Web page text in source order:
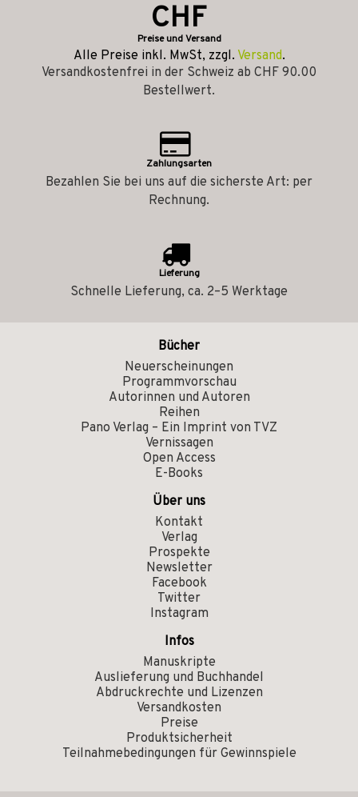
CHF
Preise und Versand
Alle Preise inkl. MwSt, zzgl. Versand.
Versandkostenfrei in der Schweiz ab CHF 90.00
Bestellwert.
Zahlungsarten
Bezahlen Sie bei uns auf die sicherste Art: per
Rechnung.
Lieferung
Schnelle Lieferung, ca. 2–5 Werktage
Bücher
Neuerscheinungen
Programmvorschau
Autorinnen und Autoren
Reihen
Pano Verlag – Ein Imprint von TVZ
Vernissagen
Open Access
E-Books
Über uns
Kontakt
Verlag
Prospekte
Newsletter
Facebook
Twitter
Instagram
Infos
Manuskripte
Auslieferung und Buchhandel
Abdruckrechte und Lizenzen
Versandkosten
Preise
Produktsicherheit
Teilnahmebedingungen für Gewinnspiele